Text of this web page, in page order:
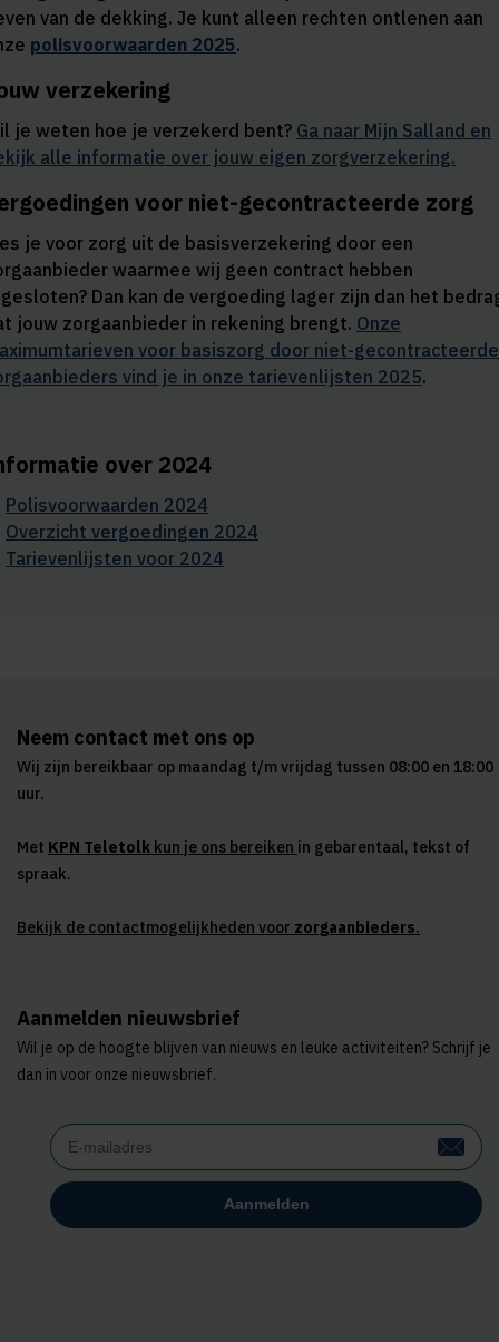
van de dekking. Je kunt alleen rechten ontlenen aan
polisvoorwaarden 2025.
verzekering
je weten hoe je verzekerd bent? Ga naar Mijn Salland en
alle informatie over jouw eigen zorgverzekering.
voor niet-gecontracteerde zorg
je voor zorg uit de basisverzekering door een
waarmee wij geen contract hebben
Dan kan de vergoeding lager zijn dan het
jouw zorgaanbieder in rekening brengt. Onze
voor basiszorg door niet-gecontracteerde
vind je in onze tarievenlijsten 2025.
over 2024
Polisvoorwaarden 2024
Overzicht vergoedingen 2024
Tarievenlijsten voor 2024
Neem contact met ons op
Wij zijn bereikbaar op maandag t/m vrijdag tussen 08:00 en 18:00
uur.
Met KPN Teletolk kun je ons bereiken in gebarentaal, tekst of
spraak.
Bekijk de contactmogelijkheden voor zorgaanbieders.
Aanmelden nieuwsbrief
Wil je op de hoogte blijven van nieuws en leuke activiteiten? Schrijf je
dan in voor onze nieuwsbrief.